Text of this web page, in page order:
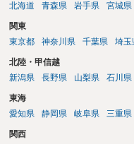
北海道
青森県 岩手県 宮城県
関東
東京都
神奈川県 千葉県 埼玉
北陸・甲信越
新潟県
長野県 山梨県 石川県
東海
愛知県
静岡県 岐阜県 三重県
関西